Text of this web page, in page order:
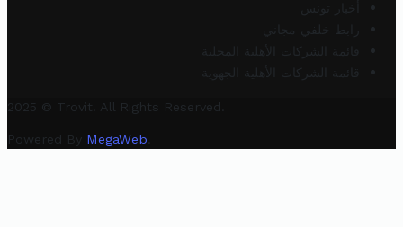
أخبار تونس
رابط خلفي مجاني
قائمة الشركات الأهلية المحلية
قائمة الشركات الأهلية الجهوية
2025 © Trovit. All Rights Reserved.
Powered By MegaWeb